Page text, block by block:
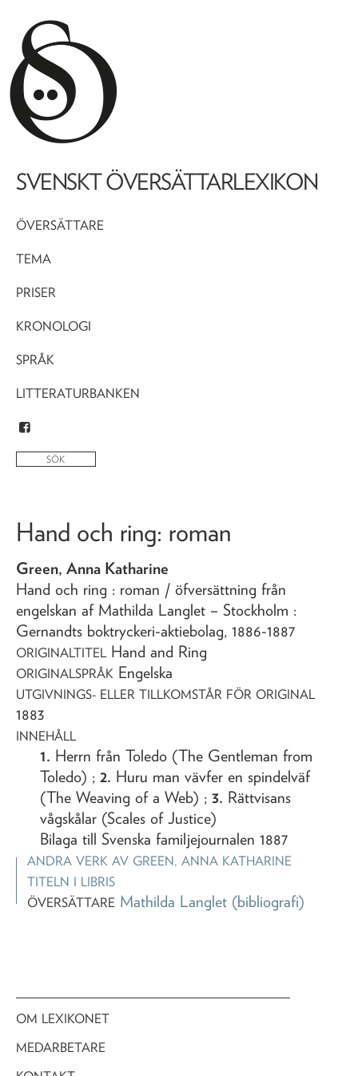
SVENSKT ÖVERSÄTTARLEXIKON
ÖVERSÄTTARE
TEMA
PRISER
KRONOLOGI
SPRÅK
LITTERATURBANKEN
Hand och ring: roman
Green, Anna Katharine
Hand och ring : roman / öfversättning från
engelskan af Mathilda Langlet – Stockholm :
Gernandts boktryckeri-aktiebolag, 1886-1887
ORIGINALTITEL Hand and Ring
ORIGINALSPRÅK Engelska
UTGIVNINGS- ELLER TILLKOMSTÅR FÖR ORIGINAL
1883
INNEHÅLL
1. Herrn från Toledo (The Gentleman from
Toledo) ; 2. Huru man vävfer en spindelväf
(The Weaving of a Web) ; 3. Rättvisans
vågskålar (Scales of Justice)
Bilaga till Svenska familjejournalen 1887
ANDRA VERK AV GREEN, ANNA KATHARINE
TITELN I LIBRIS
ÖVERSÄTTARE Mathilda Langlet (bibliografi)
OM LEXIKONET
MEDARBETARE